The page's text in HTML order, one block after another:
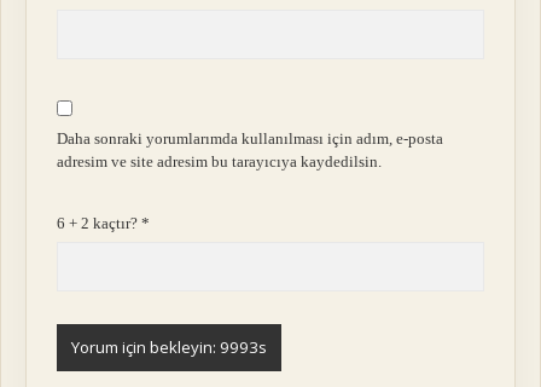
Daha sonraki yorumlarımda kullanılması için adım, e-posta
adresim ve site adresim bu tarayıcıya kaydedilsin.
6 + 2 kaçtır?*